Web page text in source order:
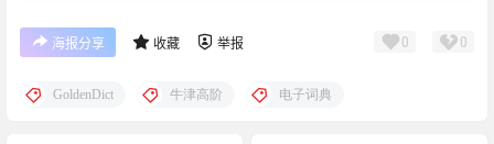
海报分享 收藏 举报 0 0
GoldenDict 牛津高阶 电子词典